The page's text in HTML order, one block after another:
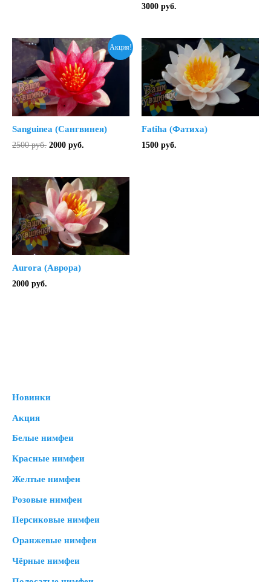
3000 руб.
Акция!
Sanguinea (Сангвинея)
2500руб. Первоначальная
2500 руб..
2000 руб.
Fatiha (Фатиха)
1500 руб.
Aurora (Аврора)
2000 руб.
Новинки
Акция
Белые нимфеи
Красные нимфеи
Желтые нимфеи
Розовые нимфеи
Персиковые нимфеи
Оранжевые нимфеи
Чёрные нимфеи